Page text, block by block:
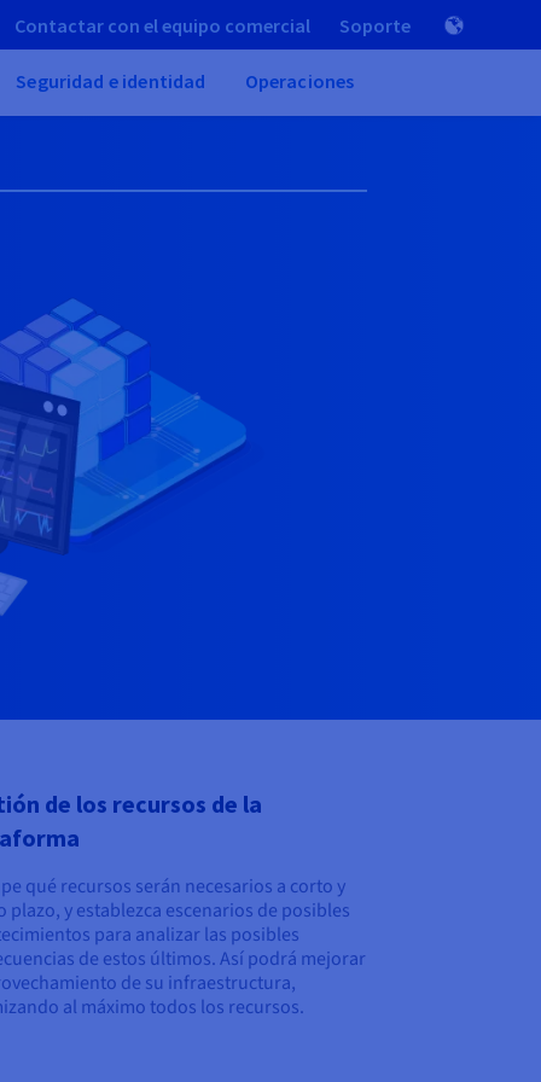
Contactar con el equipo comercial Soporte
Seguridad e identidad Operaciones
de los recursos de la
qué recursos serán necesarios a corto y
plazo, y establezca escenarios de posibles
para analizar las posibles
de estos últimos. Así podrá mejorar
de su infraestructura,
al máximo todos los recursos.